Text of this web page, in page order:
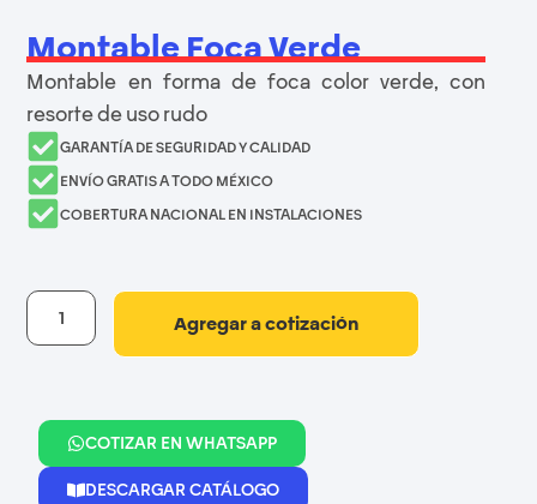
Montable Foca Verde
Montable en forma de foca color verde, con
resorte de uso rudo
GARANTÍA DE SEGURIDAD Y CALIDAD
ENVÍO GRATIS A TODO MÉXICO
COBERTURA NACIONAL EN INSTALACIONES
Agregar a cotización
COTIZAR EN WHATSAPP
DESCARGAR CATÁLOGO